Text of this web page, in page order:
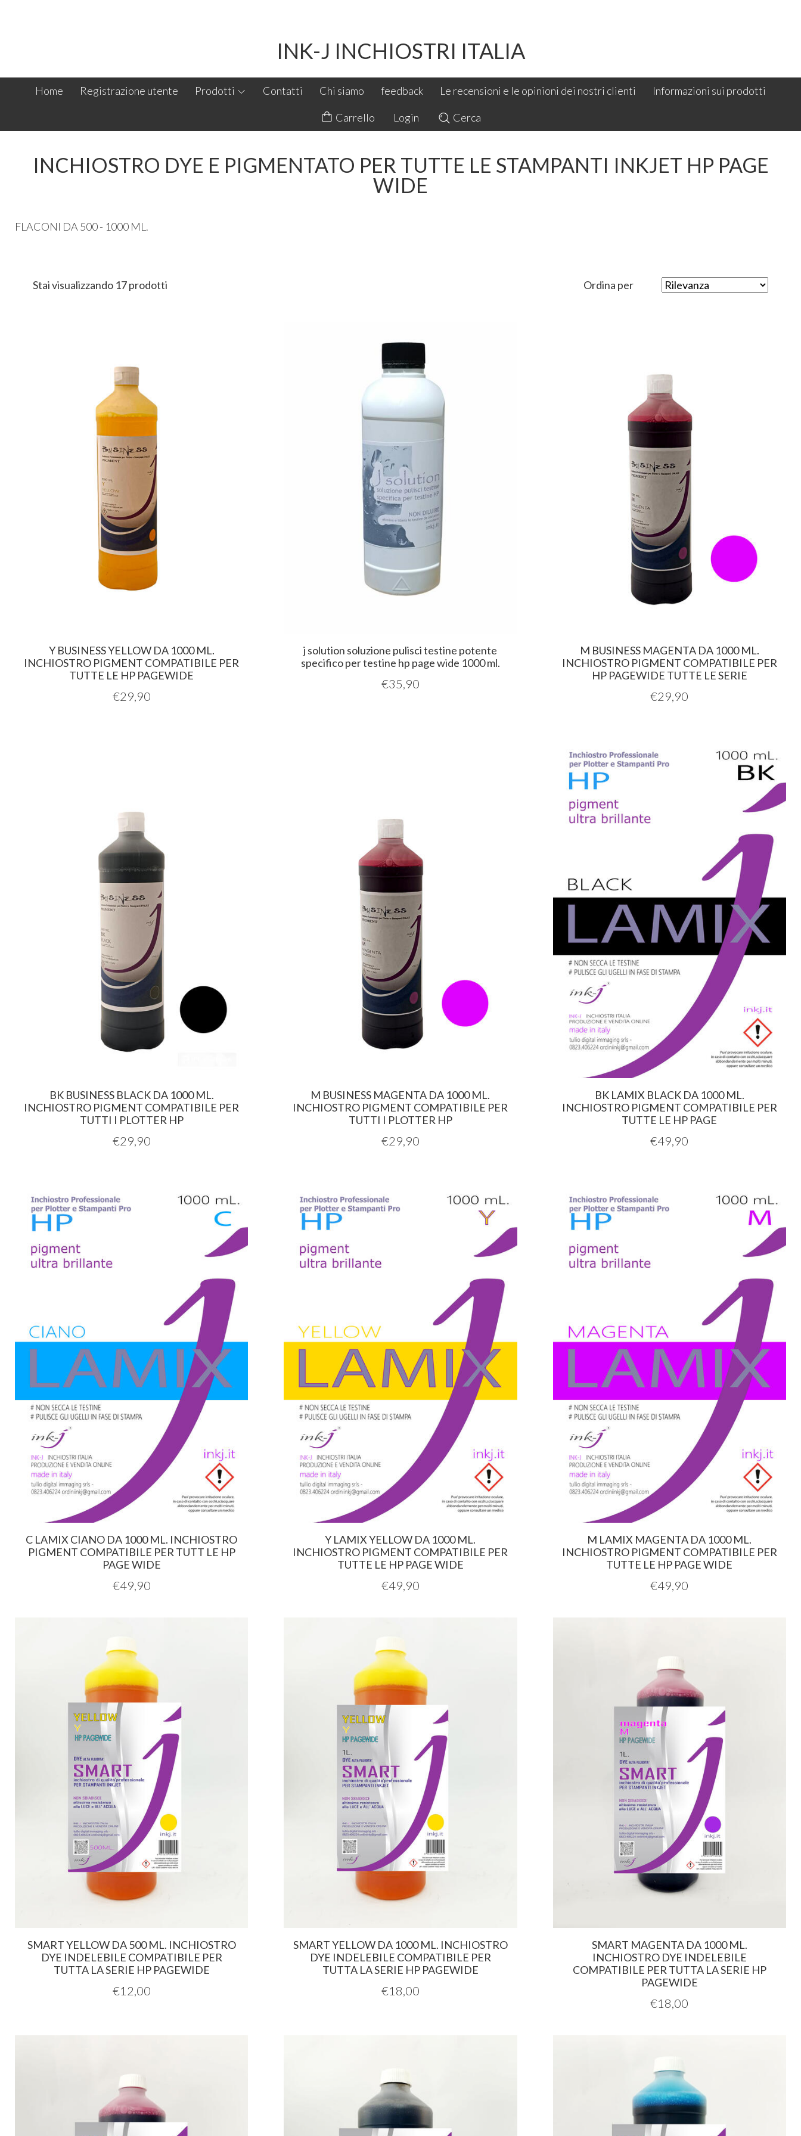
INK-J INCHIOSTRI ITALIA
Home Registrazione utente Prodotti Contatti Chi siamo feedback Le recensioni e le opinioni dei nostri clienti Informazioni sui prodotti
Carrello Login Cerca
INCHIOSTRO DYE E PIGMENTATO PER TUTTE LE STAMPANTI INKJET HP PAGE
WIDE
FLACONI DA 500 - 1000 ML.
Stai visualizzando 17 prodotti Ordina per
Y BUSINESS YELLOW DA 1000 ML.
INCHIOSTRO PIGMENT COMPATIBILE PER
TUTTE LE HP PAGEWIDE
€29,90
j solution soluzione pulisci testine potente
specifico per testine hp page wide 1000 ml.
€35,90
M BUSINESS MAGENTA DA 1000 ML.
INCHIOSTRO PIGMENT COMPATIBILE PER
HP PAGEWIDE TUTTE LE SERIE
€29,90
BK BUSINESS BLACK DA 1000 ML.
INCHIOSTRO PIGMENT COMPATIBILE PER
TUTTI I PLOTTER HP
€29,90
M BUSINESS MAGENTA DA 1000 ML.
INCHIOSTRO PIGMENT COMPATIBILE PER
TUTTI I PLOTTER HP
€29,90
BK LAMIX BLACK DA 1000 ML.
INCHIOSTRO PIGMENT COMPATIBILE PER
TUTTE LE HP PAGE
€49,90
C LAMIX CIANO DA 1000 ML. INCHIOSTRO
PIGMENT COMPATIBILE PER TUTT LE HP
PAGE WIDE
€49,90
Y LAMIX YELLOW DA 1000 ML.
INCHIOSTRO PIGMENT COMPATIBILE PER
TUTTE LE HP PAGE WIDE
€49,90
M LAMIX MAGENTA DA 1000 ML.
INCHIOSTRO PIGMENT COMPATIBILE PER
TUTTE LE HP PAGE WIDE
€49,90
SMART YELLOW DA 500 ML. INCHIOSTRO
DYE INDELEBILE COMPATIBILE PER
TUTTA LA SERIE HP PAGEWIDE
€12,00
SMART YELLOW DA 1000 ML. INCHIOSTRO
DYE INDELEBILE COMPATIBILE PER
TUTTA LA SERIE HP PAGEWIDE
€18,00
SMART MAGENTA DA 1000 ML.
INCHIOSTRO DYE INDELEBILE
COMPATIBILE PER TUTTA LA SERIE HP
PAGEWIDE
€18,00